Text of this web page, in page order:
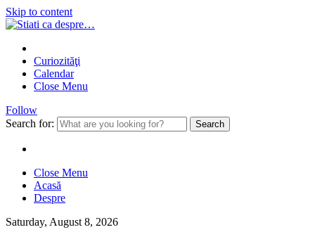
Skip to content
Curiozităţi
Calendar
Close Menu
Follow
Search for:
Close Menu
Acasă
Despre
Saturday, August 8, 2026